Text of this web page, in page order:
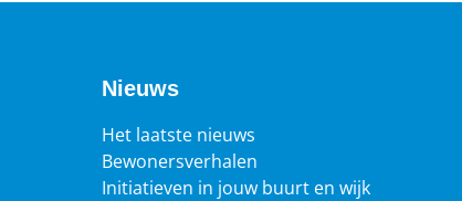
Nieuws
Het laatste nieuws
Bewonersverhalen
Initiatieven in jouw buurt en wijk